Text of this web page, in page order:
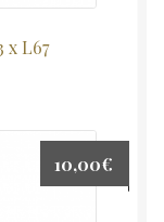
x L67
10,00€